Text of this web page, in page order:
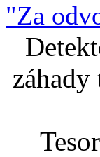
"Za